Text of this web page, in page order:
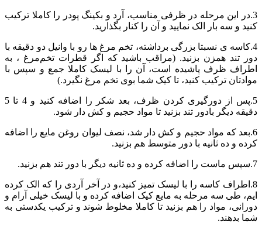
3.در این مرحله در ظرفی مناسب، آرد و بکینگ پودر را کاملا ترکیب
کنید و سه بار الک نمایید و آن را کنار بگذارید.
4.کاسه ی نسبتا بزرگی برداشته، تخم مرغ ها رو با وانیل دو دقیقه با
دور تند همزن بزنید. (مراقب باشید که اگر قطرات تخم‌مرغ ، به
اطراف ظرف پاشیده است، آن را با لیسک کاملا جمع و سپس با
موادتان ترکیب کنید، تا کیک شما بوی تخم مرغ نگیرد.)
5.پس از دورگیری کردن ظرف، بعد شکر را اضافه کنید و 4 تا 5
دقیقه دیگر بادور تند بزنید تا مواد حجیم و کش دار شود.
6.بعد که مواد حجیم و کش دار شد، نصف لیوان روغن مایع را اضافه
کرده و ده ثانیه با دور متوسط هم بزنید.
7.سپس ماست را اضافه کرده و ده ثانیه دیگر با دور تند هم بزنید.
8.اطراف کاسه را با لیسک تمیز کنید،و در آخر آردی را که الک کرده
ایم، طی سه مرحله به مایع کیک اضافه کرده و با لیسک خیلی آرام و
دورانی، مواد را هم بزنید تا کاملا مخلوط شوند و ترکیب یکدستی به
شما بدهند.